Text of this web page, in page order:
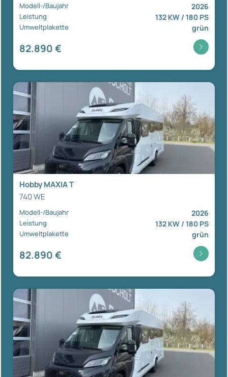
Modell-/Baujahr 2026
Leistung 132 KW / 180 PS
Umweltplakette grün
82.890 €
Hobby MAXIA T
740 WE
Modell-/Baujahr 2026
Leistung 132 KW / 180 PS
Umweltplakette grün
82.890 €